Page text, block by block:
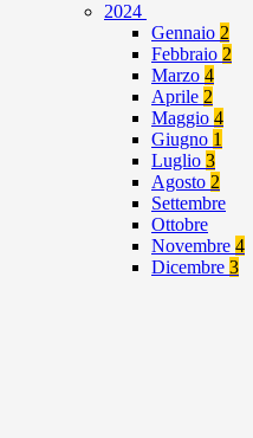
2024
Gennaio 2
Febbraio 2
Marzo 4
Aprile 2
Maggio 4
Giugno 1
Luglio 3
Agosto 2
Settembre
Ottobre
Novembre 4
Dicembre 3